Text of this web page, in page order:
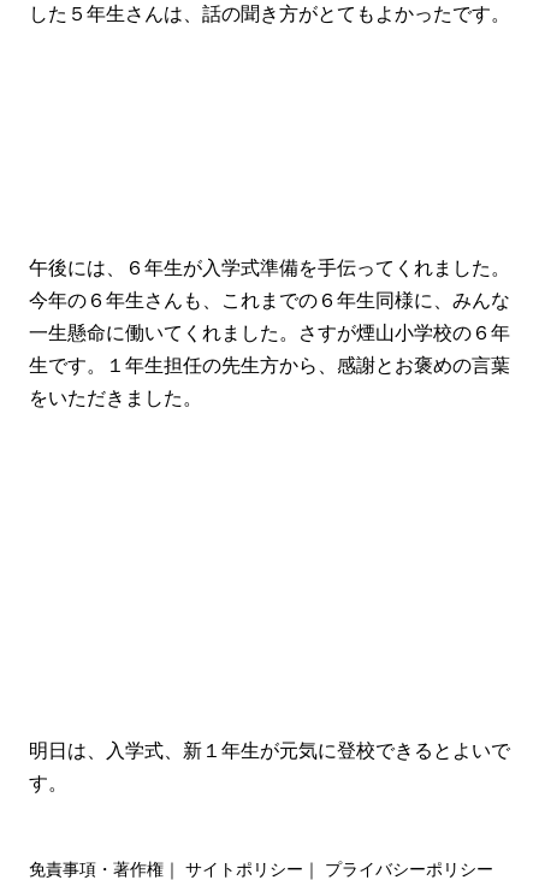
した５年生さんは、話の聞き方がとてもよかったです。
午後には、６年生が入学式準備を手伝ってくれました。
今年の６年生さんも、これまでの６年生同様に、みんな
一生懸命に働いてくれました。さすが煙山小学校の６年
生です。１年生担任の先生方から、感謝とお褒めの言葉
をいただきました。
明日は、入学式、新１年生が元気に登校できるとよいで
す。
免責事項・著作権 ｜ サイトポリシー ｜ プライバシーポリシー